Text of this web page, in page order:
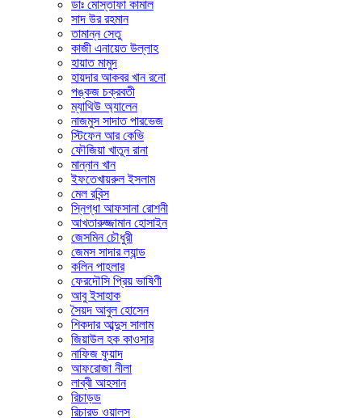
ডাঃ মোস্তাফা কামাল
সাদ উর রহমান
তামান্ন সেতু
কাজী এনায়েত উল্লাহ
হায়াত মামুদ
হায়দার আকবর খান রনো
পঙ্কজ চক্রবতী
ম্যাথিউ অ্যালেন
নাজমুস সাদাত পারভেজ
স্টিফেন আর কেভি
ফৌজিয়া খাতুন রানা
মান্নান খান
ইফতেখায়রুল ইসলাম
মেল রবিন্স
স্নিগ্ধা আফসানা রোশনী
আখতারুজ্জামান হোসাইন
জেসমিন চৌধুরী
জেমস সাদার ল্যান্ড
কলিন পাহলার
ফেরদৌসি প্রিয় ভাষিণী
আবু ইসাহাক
সৈয়দ আবুল হোসেন
শিকদার আব্দুস সালাম
জিয়াউল হক কাওসার
নাফিজ ফুয়াদ
আফরোজা নীলা
লাব্বী আহসান
রিচাড়ড
রিচারড ওয়ালস